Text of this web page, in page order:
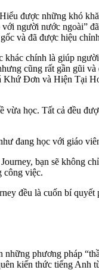
được những khó
người nước ngoài”
và đã được hiệu
chính là giúp
cũng rất gần gũi
Đơn và Hiện Tại
học. Tất cả đều
đang học với giáo
bạn sẽ không
công việc.
đều là cuốn bí quyết
phương pháp
kiến thức tiếng Anh